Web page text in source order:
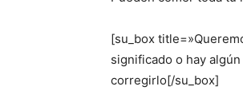
[su_box
significado o hay
corregirlo[/su_box]